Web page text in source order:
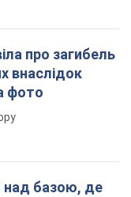
про загибель
внаслідок
фото
над базою, де